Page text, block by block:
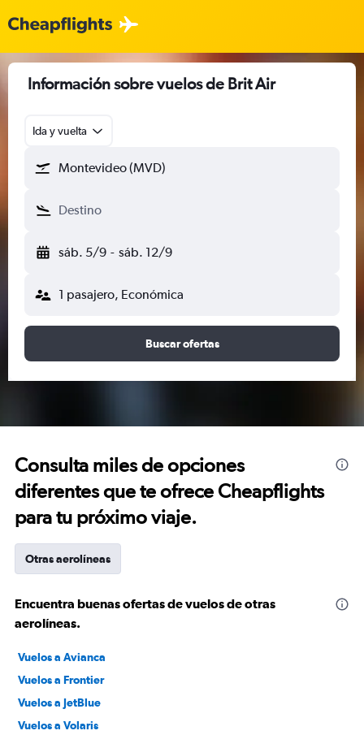
Información sobre vuelos de Brit Air
Ida y vuelta
Montevideo (MVD)
Destino
sáb. 5/9 - sáb. 12/9
1 pasajero, Económica
Buscar ofertas
Consulta miles de opciones
diferentes que te ofrece Cheapflights
para tu próximo viaje.
Otras aerolíneas
Encuentra buenas ofertas de vuelos de otras
aerolíneas.
Vuelos a Avianca
Vuelos a Frontier
Vuelos a JetBlue
Vuelos a Volaris